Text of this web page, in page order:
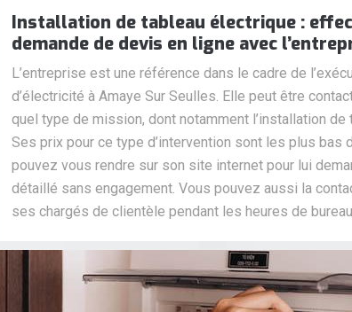
Installation de tableau électrique :
demande de devis en ligne avec
L’entreprise est une référence dans le cadre de
d’électricité à Amaye Sur Seulles. Elle peut être
quel type de mission, dont notamment l’installation de
Ses prix pour ce type d’intervention sont les plus bas
pouvez vous rendre sur son site internet pour lui
détaillé sans engagement. Vous pouvez aussi la
ses chargés de clientèle pendant les heures de bureau.